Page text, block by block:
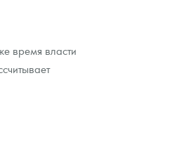
время власти